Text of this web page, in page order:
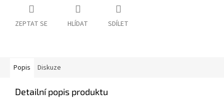
ZEPTAT SE HLÍDAT SDÍLET
Popis Diskuze
Detailní popis produktu